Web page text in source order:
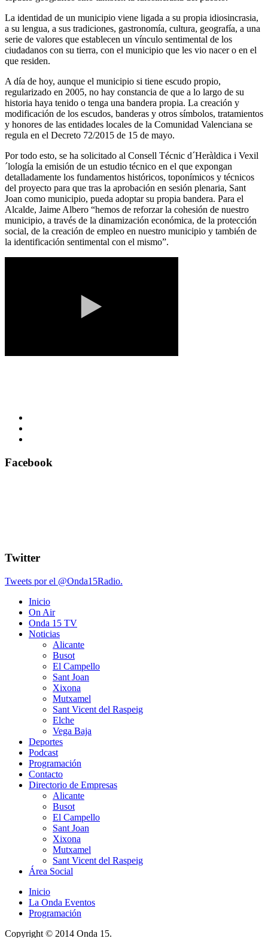
La identidad de un municipio viene ligada a su propia idiosincrasia,
a su lengua, a sus tradiciones, gastronomía, cultura, geografía, a una
serie de valores que establecen un vínculo sentimental de los
ciudadanos con su tierra, con el municipio que les vio nacer o en el
que residen.
A día de hoy, aunque el municipio si tiene escudo propio,
regularizado en 2005, no hay constancia de que a lo largo de su
historia haya tenido o tenga una bandera propia. La creación y
modificación de los escudos, banderas y otros símbolos, tratamientos
y honores de las entidades locales de la Comunidad Valenciana se
regula en el Decreto 72/2015 de 15 de mayo.
Por todo esto, se ha solicitado al Consell Técnic d´Heràldica i Vexil
´lología la emisión de un estudio técnico en el que expongan
detalladamente los fundamentos históricos, toponímicos y técnicos
del proyecto para que tras la aprobación en sesión plenaria, Sant
Joan como municipio, pueda adoptar su propia bandera. Para el
Alcalde, Jaime Albero “hemos de reforzar la cohesión de nuestro
municipio, a través de la dinamización económica, de la protección
social, de la creación de empleo en nuestro municipio y también de
la identificación sentimental con el mismo”.
Facebook
Twitter
Tweets por el @Onda15Radio.
Inicio
On Air
Onda 15 TV
Noticias
Alicante
Busot
El Campello
Sant Joan
Xixona
Mutxamel
Sant Vicent del Raspeig
Elche
Vega Baja
Deportes
Podcast
Programación
Contacto
Directorio de Empresas
Alicante
Busot
El Campello
Sant Joan
Xixona
Mutxamel
Sant Vicent del Raspeig
Área Social
Inicio
La Onda Eventos
Programación
Copyright © 2014 Onda 15.